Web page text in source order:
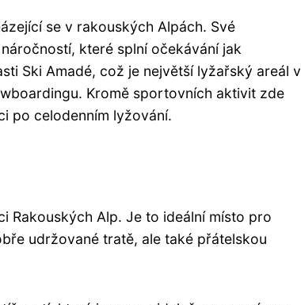
se v rakouských Alpách. Své
které splní očekávání jak
Ski Amadé, což je největší lyžařský areál v
Kromě sportovních aktivit zde
po celodenním lyžování.
Rakouských Alp. Je to ideální místo pro
udržované tratě, ale také přátelskou